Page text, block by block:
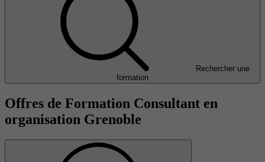
Rechercher une
formation
Offres de Formation Consultant en
organisation Grenoble